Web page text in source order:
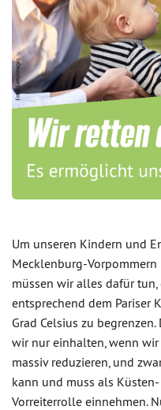
Um unseren Kindern und
Mecklenburg-
müssen wir alles dafür
entsprechend dem Pariser
Grad Celsius zu
wir nur einhalten, wenn wir
massiv reduzieren, und
kann und muss als
Vorreiterrolle einnehmen.